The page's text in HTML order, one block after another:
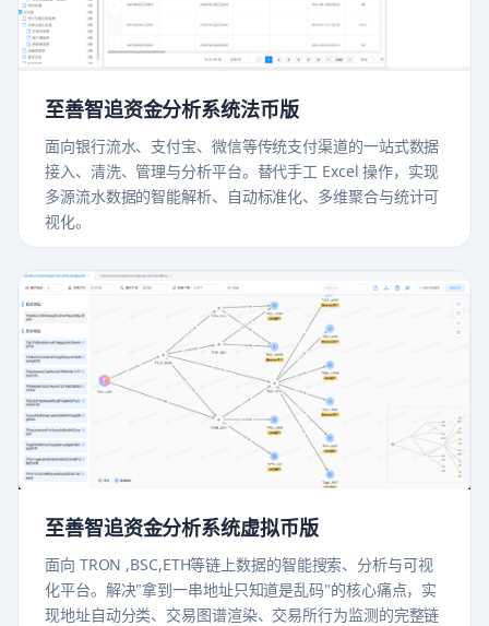
至善智追资金分析系统法币版
面向银行流水、支付宝、微信等传统支付渠道的一站式数据
接入、清洗、管理与分析平台。替代手工 Excel 操作，实现
多源流水数据的智能解析、自动标准化、多维聚合与统计可
视化。
至善智追资金分析系统虚拟币版
面向 TRON ,BSC,ETH等链上数据的智能搜索、分析与可视
化平台。解决"拿到一串地址只知道是乱码"的核心痛点，实
现地址自动分类、交易图谱渲染、交易所行为监测的完整链